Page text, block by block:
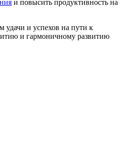
и повысить продуктивность на
и успехов на пути к
и гармоничному развитию